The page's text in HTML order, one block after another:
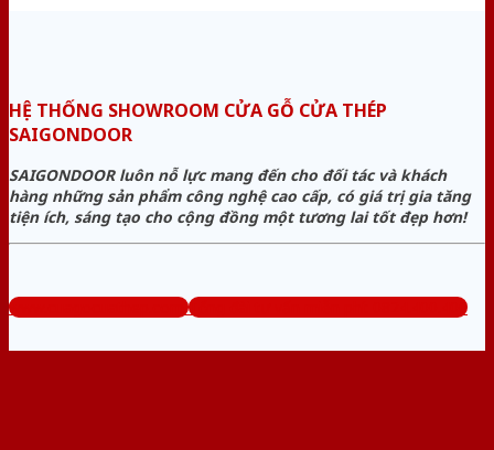
HỆ THỐNG SHOWROOM CỬA GỖ CỬA THÉP
SAIGONDOOR
SAIGONDOOR luôn nỗ lực mang đến cho đối tác và khách
hàng những sản phẩm công nghệ cao cấp, có giá trị gia tăng
tiện ích, sáng tạo cho cộng đồng một tương lai tốt đẹp hơn!
www.cuagocuathep.com Tổng đài tư vấn miễn phí: 0824.400.400